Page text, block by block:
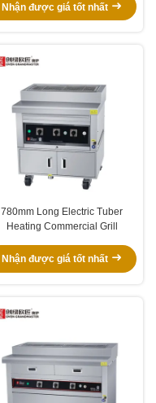
Nhận được giá tốt nhất
780mm Long Electric Tuber
Heating Commercial Grill
Nhận được giá tốt nhất